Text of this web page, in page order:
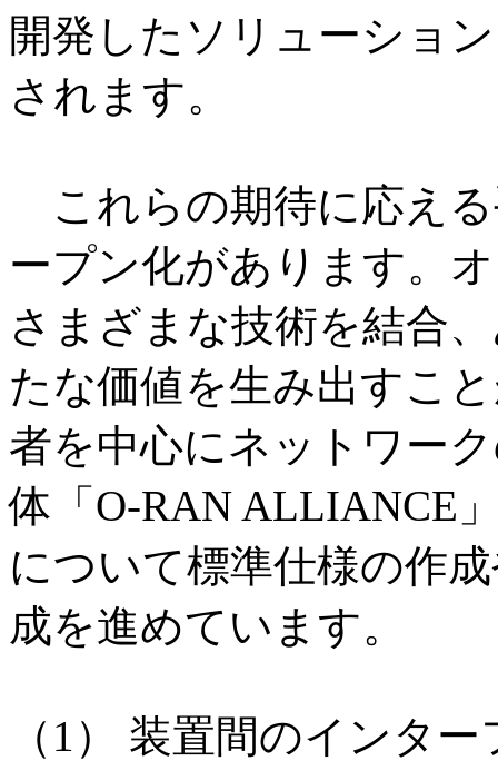
開発したソリューショ
されます。
これらの期待に応え
ープン化があります。
さまざまな技術を結合
たな価値を生み出すこ
者を中心にネットワー
体「O-RAN ALLIANCE
について標準仕様の作
成を進めています。
（1） 装置間のインタ